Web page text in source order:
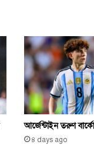
আর্জেন্টাইন তরুণ
৪ days ago